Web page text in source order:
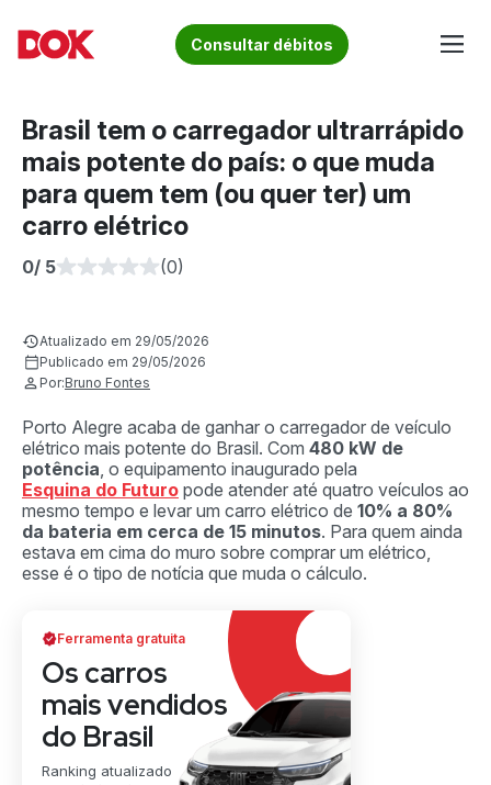
content
Acesse o Blog e conheça todos os nossos artigos | DOK
Fique por dentro de artigos sobre o trânsito brasileiro!
Conheça informações sobre licenciamento, ipva, multas e
Consultar débitos
Brasil tem o carregador ultrarrápido
mais potente do país: o que muda
para quem tem (ou quer ter) um
carro elétrico
0/ 5 (0)
Atualizado em 29/05/2026
Publicado em 29/05/2026
Por:Bruno Fontes
Porto Alegre acaba de ganhar o carregador de veículo
elétrico mais potente do Brasil. Com 480 kW de
potência, o equipamento inaugurado pela
Esquina do Futuro pode atender até quatro veículos ao
mesmo tempo e levar um carro elétrico de 10% a 80%
da bateria em cerca de 15 minutos. Para quem ainda
estava em cima do muro sobre comprar um elétrico,
esse é o tipo de notícia que muda o cálculo.
Ferramenta gratuita
Os carros
mais vendidos
do Brasil
Ranking atualizado